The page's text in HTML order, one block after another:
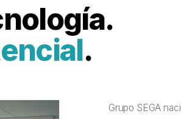
.
Grupo SEGA